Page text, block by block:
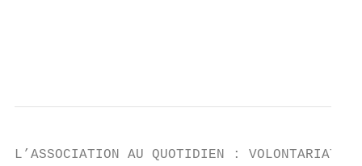
L’ASSOCIATION AU QUOTIDIEN : VOLONTARIAT